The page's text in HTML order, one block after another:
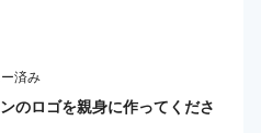
済み
のロゴを親身に作ってくださ